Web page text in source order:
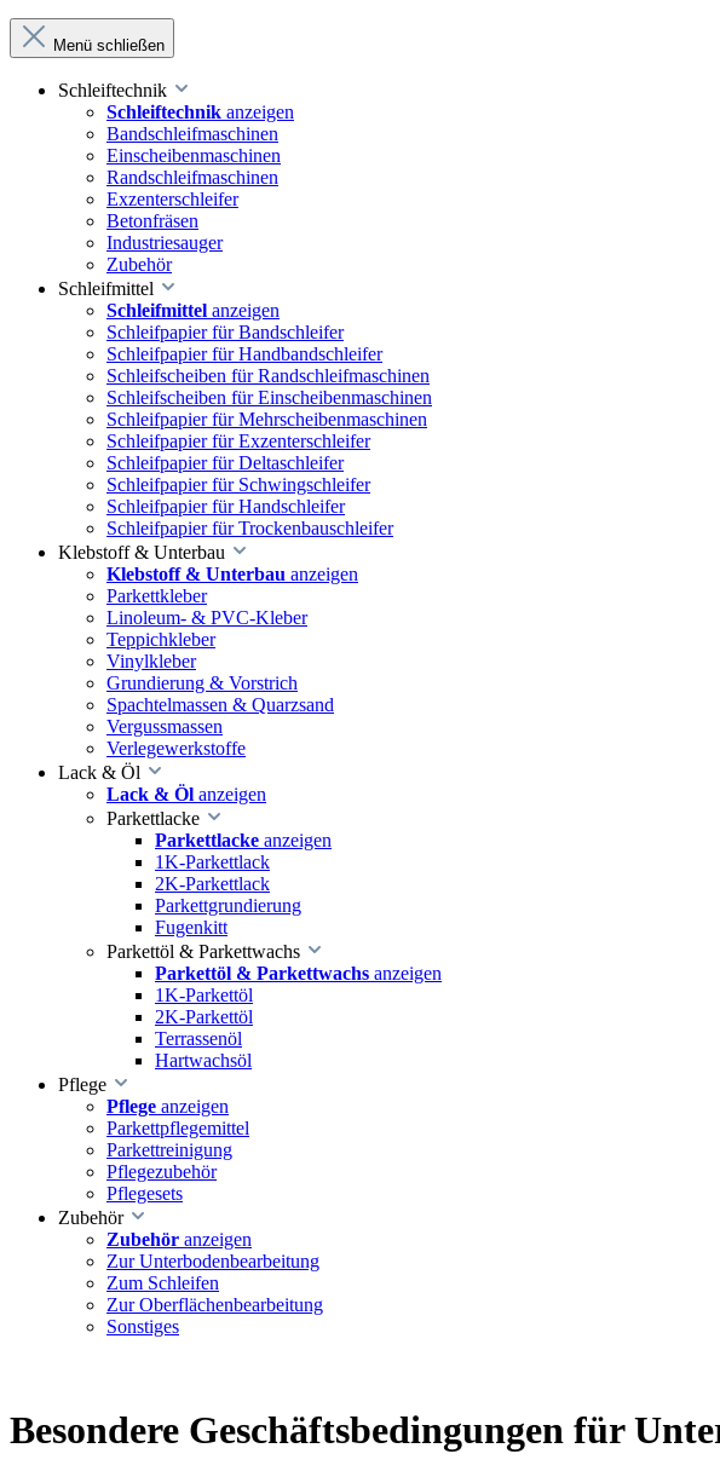
Menü schließen
Schleiftechnik
Schleiftechnik anzeigen
Bandschleifmaschinen
Einscheibenmaschinen
Randschleifmaschinen
Exzenterschleifer
Betonfräsen
Industriesauger
Zubehör
Schleifmittel
Schleifmittel anzeigen
Schleifpapier für Bandschleifer
Schleifpapier für Handbandschleifer
Schleifscheiben für Randschleifmaschinen
Schleifscheiben für Einscheibenmaschinen
Schleifpapier für Mehrscheibenmaschinen
Schleifpapier für Exzenterschleifer
Schleifpapier für Deltaschleifer
Schleifpapier für Schwingschleifer
Schleifpapier für Handschleifer
Schleifpapier für Trockenbauschleifer
Klebstoff & Unterbau
Klebstoff & Unterbau anzeigen
Parkettkleber
Linoleum- & PVC-Kleber
Teppichkleber
Vinylkleber
Grundierung & Vorstrich
Spachtelmassen & Quarzsand
Vergussmassen
Verlegewerkstoffe
Lack & Öl
Lack & Öl anzeigen
Parkettlacke
Parkettlacke anzeigen
1K-Parkettlack
2K-Parkettlack
Parkettgrundierung
Fugenkitt
Parkettöl & Parkettwachs
Parkettöl & Parkettwachs anzeigen
1K-Parkettöl
2K-Parkettöl
Terrassenöl
Hartwachsöl
Pflege
Pflege anzeigen
Parkettpflegemittel
Parkettreinigung
Pflegezubehör
Pflegesets
Zubehör
Zubehör anzeigen
Zur Unterbodenbearbeitung
Zum Schleifen
Zur Oberflächenbearbeitung
Sonstiges
Besondere Geschäftsbedingungen für